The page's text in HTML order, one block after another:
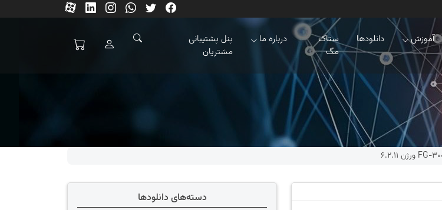
آموزش دانلودها
ستاک
مگ
درباره ما
پنل پشتیبانی
مشتریان
دسته‌های دانلودها